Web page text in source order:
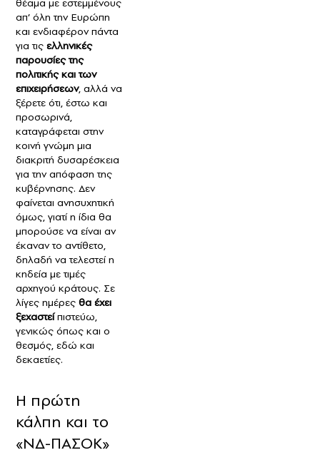
απ’ όλη την Ευρώπη
και ενδιαφέρον πάντα
για τις ελληνικές
παρουσίες της
πολιτικής και των
επιχειρήσεων, αλλά να
ξέρετε ότι, έστω και
προσωρινά,
καταγράφεται στην
κοινή γνώμη μια
διακριτή δυσαρέσκεια
για την απόφαση της
κυβέρνησης. Δεν
φαίνεται ανησυχητική
όμως, γιατί η ίδια θα
μπορούσε να είναι αν
έκαναν το αντίθετο,
δηλαδή να τελεστεί η
κηδεία με τιμές
αρχηγού κράτους. Σε
λίγες ημέρες θα έχει
ξεχαστείπιστεύω,
γενικώς όπως και ο
θεσμός, εδώ και
δεκαετίες.
Η πρώτη
κάλπη και το
«ΝΔ-ΠΑΣΟΚ»